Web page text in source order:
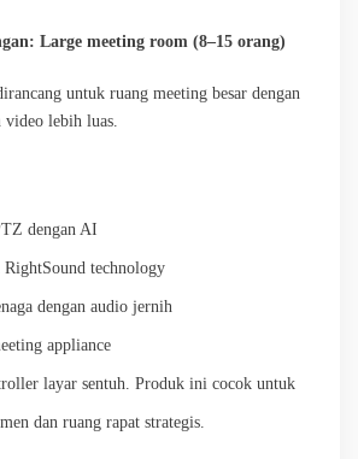
Large meeting room (8–15 orang)
untuk ruang meeting besar dengan
video lebih luas.
dengan AI
technology
dengan audio jernih
appliance
layar sentuh. Produk ini cocok untuk
dan ruang rapat strategis.